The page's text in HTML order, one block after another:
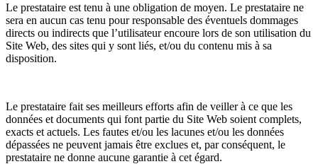
Le prestataire est tenu à une obligation de moyen. Le prestataire ne
sera en aucun cas tenu pour responsable des éventuels dommages
directs ou indirects que l’utilisateur encoure lors de son utilisation du
Site Web, des sites qui y sont liés, et/ou du contenu mis à sa
disposition.
Le prestataire fait ses meilleurs efforts afin de veiller à ce que les
données et documents qui font partie du Site Web soient complets,
exacts et actuels. Les fautes et/ou les lacunes et/ou les données
dépassées ne peuvent jamais être exclues et, par conséquent, le
prestataire ne donne aucune garantie à cet égard.